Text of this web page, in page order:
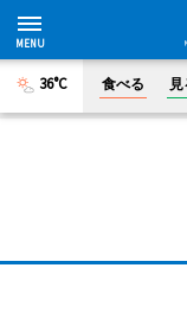
36°C 食べる